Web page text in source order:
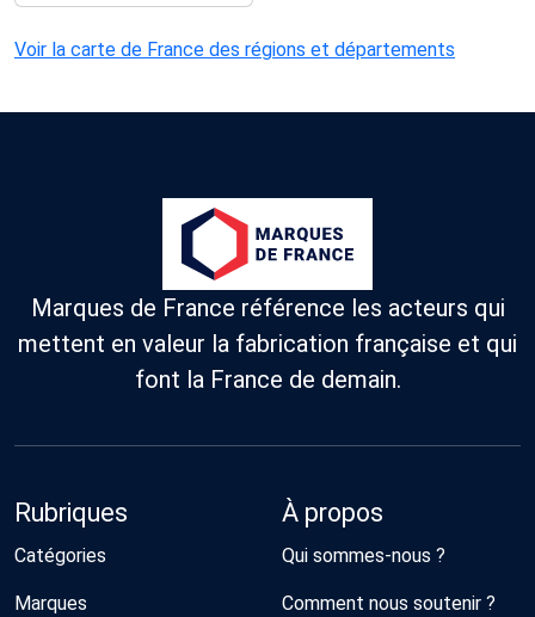
Voir la carte de France des régions et départements
Marques de France référence les acteurs qui
mettent en valeur la fabrication française et qui
font la France de demain.
Rubriques
Catégories
Marques
À propos
Qui sommes-nous ?
Comment nous soutenir ?